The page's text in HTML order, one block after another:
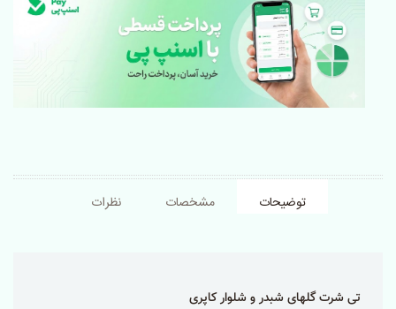
توضیحات مشخصات نظرات
تی شرت گلهای شبدر و شلوار کاپری